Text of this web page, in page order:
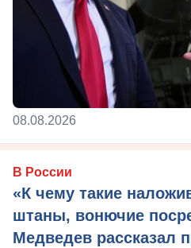
08.08.2026
В России
«К чему такие
штаны, вонючие
Медведев рассказал